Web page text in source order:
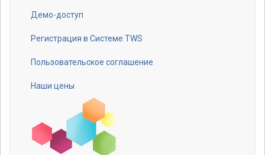
menu
Демо-доступ
Регистрация в Системе TWS
Пользовательское соглашение
Наши цены